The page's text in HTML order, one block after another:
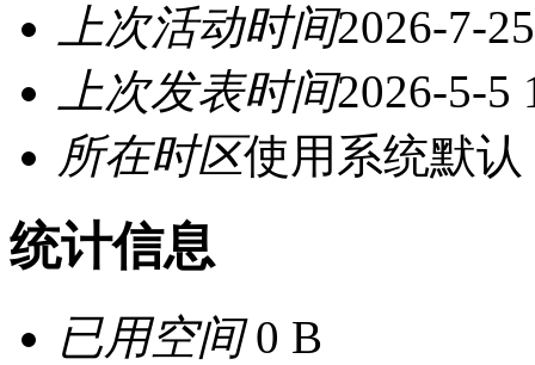
上次活动时间2026-7-
上次发表时间2026-5-5
所在时区使用系统默认
统计信息
已用空间0 B